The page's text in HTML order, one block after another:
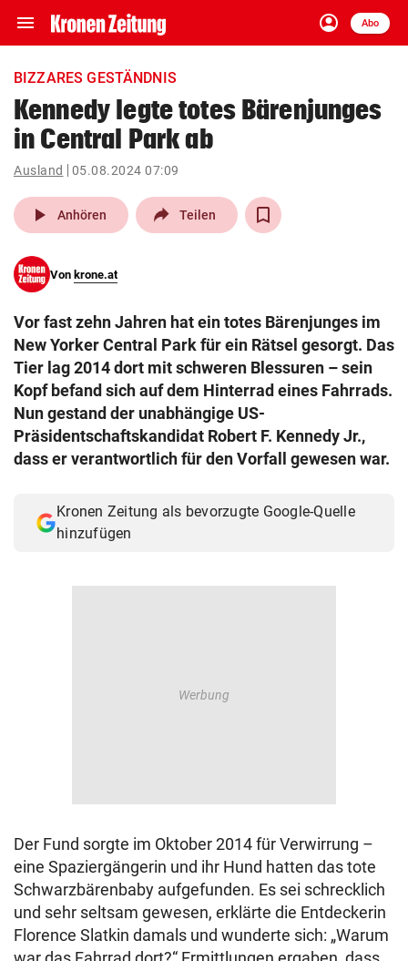
menu Navigation
ein-/ausklappen
account_circle
Anmelden
Abo
close Schließen
account_circle Anmelden
pin_drop
Wien arrow_right
search
eingeben
© Krone Multimedia GmbH & Co KG 2026
Muthgasse 2, 1190 Wien
BIZZARES GESTÄNDNIS
Kennedy legte totes Bärenjunges
in Central Park ab
Ausland 05.08.2024 07:09
play_arrow Anhören Teilen
Von krone.at
Vor fast zehn Jahren hat ein totes Bärenjunges im
New Yorker Central Park für ein Rätsel gesorgt. Das
Tier lag 2014 dort mit schweren Blessuren – sein
Kopf befand sich auf dem Hinterrad eines Fahrrads.
Nun gestand der unabhängige US-
Präsidentschaftskandidat Robert F. Kennedy Jr.,
dass er verantwortlich für den Vorfall gewesen war.
Kronen Zeitung als bevorzugte Google-Quelle
hinzufügen
Der Fund sorgte im Oktober 2014 für Verwirrung –
eine Spaziergängerin und ihr Hund hatten das tote
Schwarzbärenbaby aufgefunden. Es sei schrecklich
und sehr seltsam gewesen, erklärte die Entdeckerin
Florence Slatkin damals und wunderte sich: „Warum